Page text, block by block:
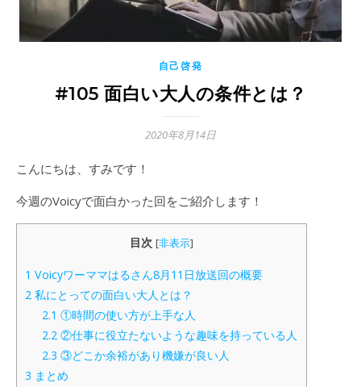
自己啓発
#105 面白い大人の条件とは？
2020年8月14日
こんにちは、すみです！
今週のVoicyで面白かった回をご紹介します！
目次 [非表示]
1 Voicyワーママはるさん8月11日放送回の概要
2 私にとっての面白い大人とは？
2.1 ①時間の使い方が上手な人
2.2 ②仕事に役立たないような趣味を持っている人
2.3 ③どこか余裕があり機嫌が良い人
3 まとめ